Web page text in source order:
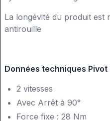
La longévité du produit
antirouille
Données techniques
2 vitesses
Avec Arrêt à 90°
Force fixe : 28 Nm